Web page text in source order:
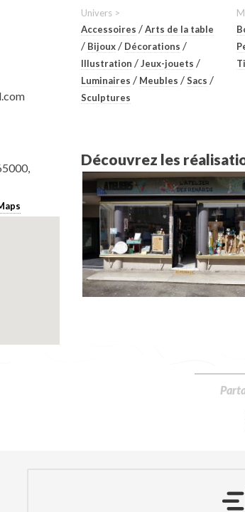
Univers >
Accessoires /Arts de la table
/ Bijoux/ Décorations /
Illustration /Jeux-jouets /
Luminaires / Meubles /Sacs /
Sculptures
Découvrez les